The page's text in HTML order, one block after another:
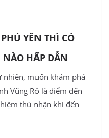
YÊN THÌ CÓ
HẤP DẪN
muốn khám phá
Vũng Rô là điểm đến
thú nhận khi đến